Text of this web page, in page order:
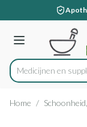
Ga naar de inhoud
Menu
Product, merk,
M
Home /